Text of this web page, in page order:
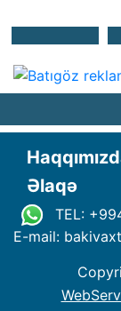
Əlaqə
TEL:
E-mail: